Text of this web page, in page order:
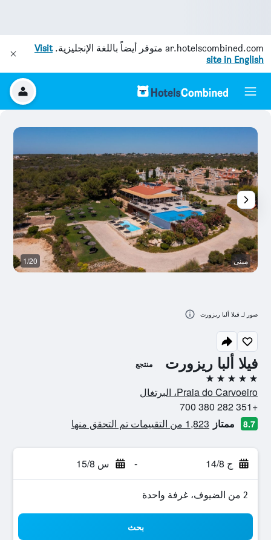
ar.hotelscombined.com متوفر أيضاً باللغة الإنجليزية.Visit
site in English
فيلا ألبا ريزورت منتجع
5 نجوم
Praia do Carvoeiro، البرتغال
+351 282 380 700
8.7 ممتاز 1,823 من التقييمات تم التحقق منها
ج 14/8 - س 15/8
2 من الضيوف، غرفة واحدة
بحث
مبنى 1/20
صور لـ فيلا ألبا ريزورت